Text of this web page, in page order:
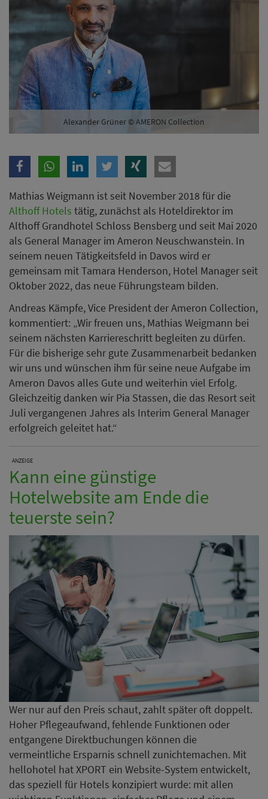
Mathias Weigmann ist seit November 2018 für die
Althoff Hotelstätig, zunächst als Hoteldirektor im
Althoff Grandhotel Schloss Bensberg und seit Mai 2020
als General Manager im Ameron Neuschwanstein. In
seinem neuen Tätigkeitsfeld in Davos wird er
gemeinsam mit Tamara Henderson, Hotel Manager seit
Oktober 2022, das neue Führungsteam bilden.
Andreas Kämpfe, Vice President der Ameron Collection,
kommentiert: „Wir freuen uns, Mathias Weigmann bei
Für die bisherige sehr gute Zusammenarbeit bedanken
wir uns und wünschen ihm für seine neue Aufgabe im
Ameron Davos alles Gute und weiterhin viel Erfolg.
Gleichzeitig danken wir Pia Stassen, die das Resort seit
Juli vergangenen Jahres als Interim General Manager
erfolgreich geleitet hat.“
ANZEIGE
Kann eine günstige
Hotelwebsite am Ende die
teuerste sein?
Wer nur auf den Preis schaut, zahlt später oft doppelt.
Hoher Pflegeaufwand, fehlende Funktionen oder
entgangene Direktbuchungen können die
vermeintliche Ersparnis schnell zunichtemachen. Mit
hellohotel hat XPORT ein Website-System entwickelt,
das speziell für Hotels konzipiert wurde: mit allen
wichtigen Funktionen, einfacher Pflege und einem
fairen Preis-Leistungs-Verhältnis. Unser Preisrechner
liefert Ihnen in nur 60 Sekunden eine erste
Orientierung.
Jetzt erste Orientierung erhalten
Im Ameron Neuschwanstein startete bereits am 1.
Februar 2023 Alexander Grüner in seiner ersten
Position als General Manager. Seit 2019 war er als
Hotel Manager für Steigenberger tätig, vorwiegend im
Grandhotel & Spa Petersberg und temporär im